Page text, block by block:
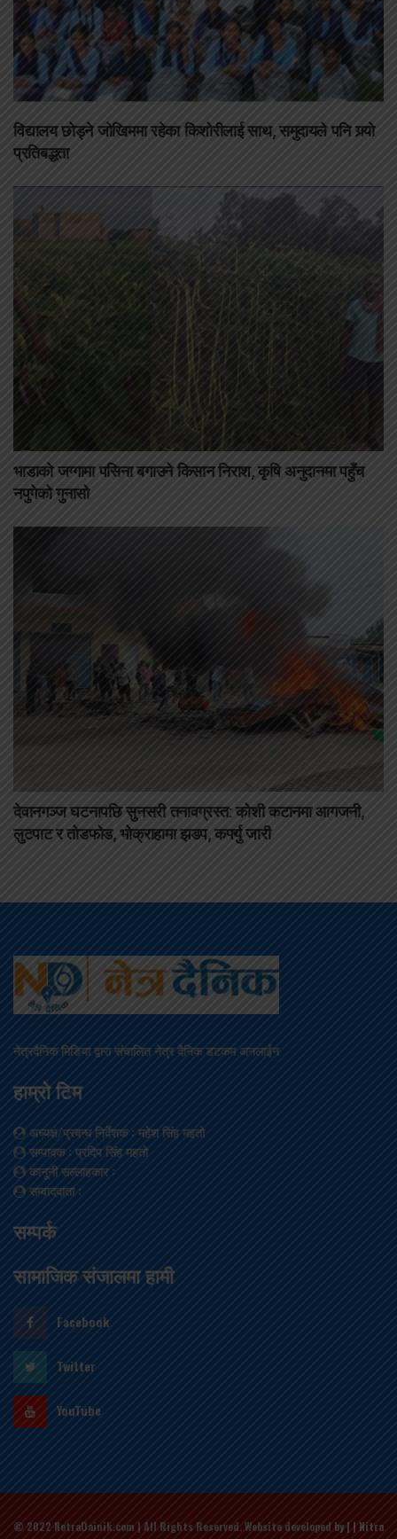
विद्यालय छोड्ने जोखिममा रहेका किशोरीलाई साथ, समुदायले पनि गर्‍यो
प्रतिबद्धता
भाडाको जग्गामा पसिना बगाउने किसान निराश, कृषि अनुदानमा पहुँच
नपुगेको गुनासो
देवानगञ्ज घटनापछि सुनसरी तनावग्रस्त: कोशी कटानमा आगजनी,
लुटपाट र तोडफोड, भोक्राहामा झडप, कर्फ्यु जारी
नेत्रदैनिक मिडिया द्वारा संचालित नेत्र दैनिक डटकम अनलाईन
हाम्रो टिम
अध्यक्ष/प्रबन्ध निर्देशक: महेश सिंह महतो
सम्पादक: प्रदिप सिंह महतो
कानूनी सल्लाहकार:
सम्वाददाता:
सम्पर्क
सामाजिक संजालमा हामी
Facebook
Twitter
YouTube
© 2022 NetraDainik.com | All Rights Reserved. Website developed by | | Nitra